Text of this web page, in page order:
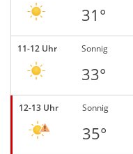
31°
11-12 Uhr Sonnig
33°
12-13 Uhr Sonnig
35°